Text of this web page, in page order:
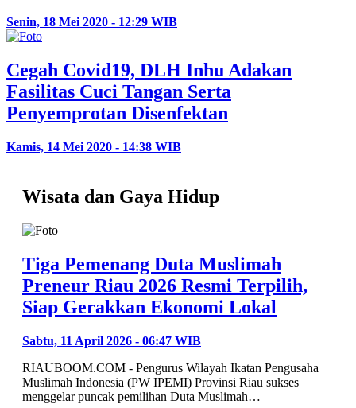
Senin, 18 Mei 2020 - 12:29 WIB
Cegah Covid19, DLH Inhu Adakan
Fasilitas Cuci Tangan Serta
Penyemprotan Disenfektan
Kamis, 14 Mei 2020 - 14:38 WIB
Wisata dan Gaya Hidup
Tiga Pemenang Duta Muslimah
Preneur Riau 2026 Resmi Terpilih,
Siap Gerakkan Ekonomi Lokal
Sabtu, 11 April 2026 - 06:47 WIB
RIAUBOOM.COM - Pengurus Wilayah Ikatan Pengusaha
Muslimah Indonesia (PW IPEMI) Provinsi Riau sukses
menggelar puncak pemilihan Duta Muslimah…